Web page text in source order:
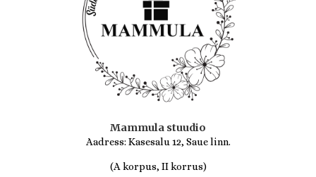
Mammula stuudio
Aadress: Kasesalu 12, Saue linn.
(A korpus, II korrus)